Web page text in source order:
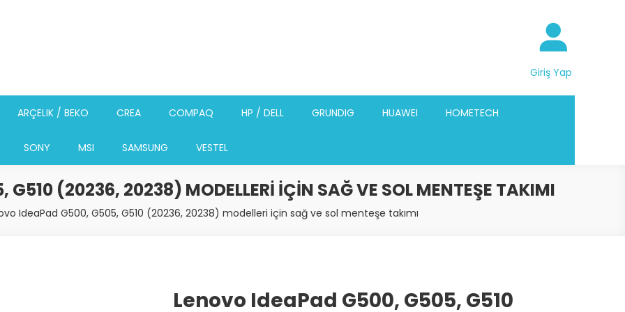
Giriş Yap
ARÇELIK / BEKO CREA COMPAQ HP / DELL GRUNDIG HUAWEI HOMETECH
SONY MSI SAMSUNG VESTEL
(20236, 20238) MODELLERI IÇIN SAĞ VE SOL MENTEŞE TAKIMI
IdeaPad G500, G505, G510 (20236, 20238) modelleri için sağ ve sol menteşe takımı
Lenovo IdeaPad G500, G505, G510